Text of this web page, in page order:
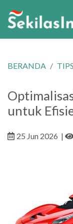
BERANDA TIPS
untuk
25 Jun 2026 |